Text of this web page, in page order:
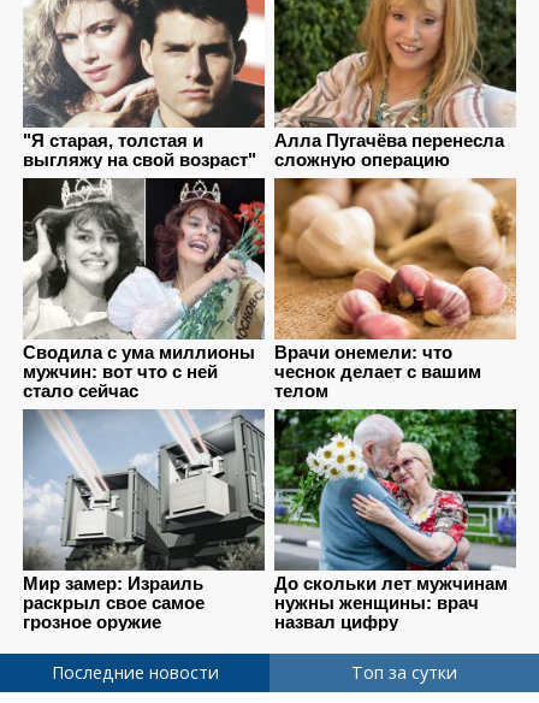
Последние новости Топ за сутки